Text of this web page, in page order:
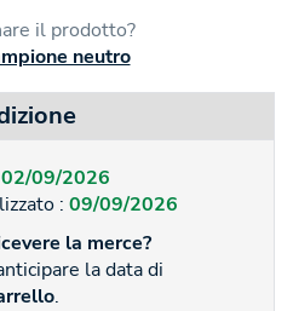
il prodotto?
neutro
02/09/2026
: 09/09/2026
la merce?
la data di
.